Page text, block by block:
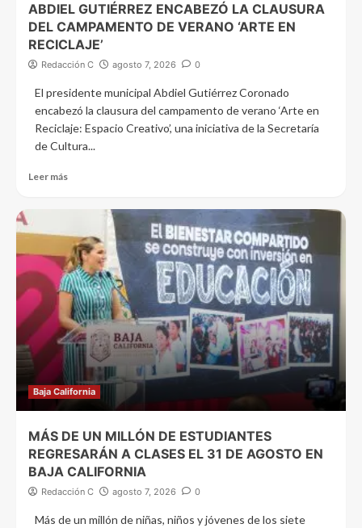
ABDIEL GUTIÉRREZ ENCABEZÓ LA CLAUSURA
DEL CAMPAMENTO DE VERANO ‘ARTE EN
RECICLAJE’
Redacción C agosto 7, 2026 0
El presidente municipal Abdiel Gutiérrez Coronado
encabezó la clausura del campamento de verano ‘Arte en
Reciclaje: Espacio Creativo’, una iniciativa de la Secretaría
de Cultura...
Leer más
Baja California
MÁS DE UN MILLÓN DE ESTUDIANTES
REGRESARÁN A CLASES EL 31 DE AGOSTO EN
BAJA CALIFORNIA
Redacción C agosto 7, 2026 0
Más de un millón de niñas, niños y jóvenes de los siete